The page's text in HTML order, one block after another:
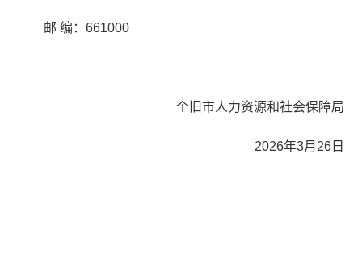
邮 编：661000
个旧市人力资源和社会保障局
2026年3月26日